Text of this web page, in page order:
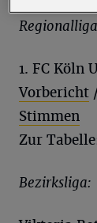
1. FC Köln
Vorbericht
Stimmen
Zur
Bezirksliga: